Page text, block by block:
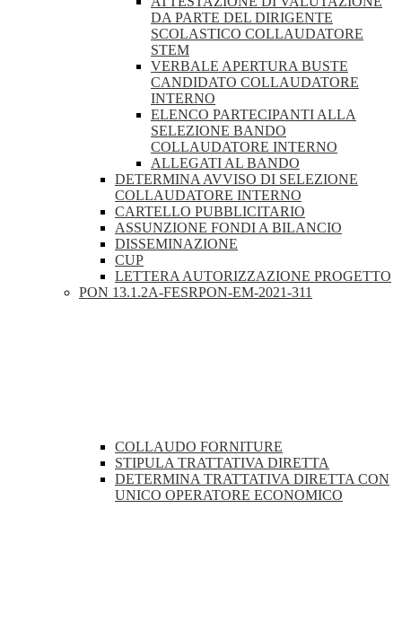
DA PARTE DEL DIRIGENTE
SCOLASTICO COLLAUDATORE
STEM
VERBALE APERTURA BUSTE
CANDIDATO COLLAUDATORE
INTERNO
ELENCO PARTECIPANTI ALLA
SELEZIONE BANDO
COLLAUDATORE INTERNO
ALLEGATI AL BANDO
DETERMINA AVVISO DI SELEZIONE
COLLAUDATORE INTERNO
CARTELLO PUBBLICITARIO
ASSUNZIONE FONDI A BILANCIO
DISSEMINAZIONE
CUP
LETTERA AUTORIZZAZIONE PROGETTO
PON 13.1.2A-FESRPON-EM-2021-311
COLLAUDO FORNITURE
STIPULA TRATTATIVA DIRETTA
DETERMINA TRATTATIVA DIRETTA CON
UNICO OPERATORE ECONOMICO